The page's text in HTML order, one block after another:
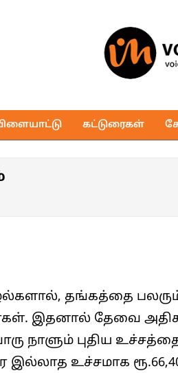
of
Media
கட்டுரைகள்
தங்கத்தை
இதனால் தேவை
நாளும் புதிய
இல்லாத உச்சமாக